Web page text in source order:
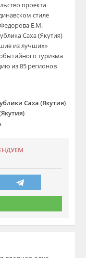
проекта
стиле
Е.М.
Саха (Якутия)
из лучших»
туризма
из 85 регионов
Саха (Якутия)